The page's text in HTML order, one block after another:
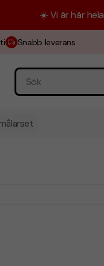
☀️ Vi är här
Snabb leverans